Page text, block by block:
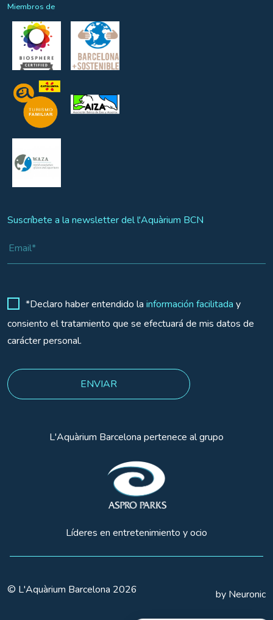
Miembros de
Suscríbete a la newsletter del l'Aquàrium BCN
*Declaro haber entendido la información facilitada y
consiento el tratamiento que se efectuará de mis datos de
carácter personal.
L'Aquàrium Barcelona pertenece al grupo
Líderes en entretenimiento y ocio
© L'Aquàrium Barcelona 2026 by Neuronic